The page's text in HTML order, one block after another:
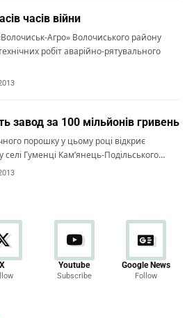
часів війни
Агро» Волочиського району
робіт аварійно-рятувального
завод за 100 мільйонів гривень
порошку у цьому році відкриє
селі Гуменці Кам’янець-Подільського…
X Youtube
Subscribe
Google News
Follow